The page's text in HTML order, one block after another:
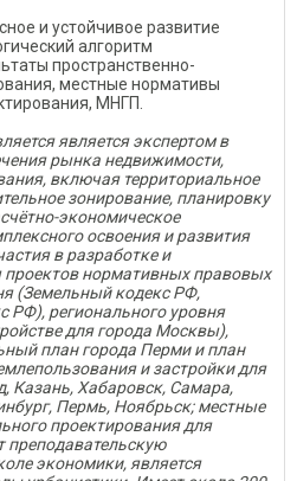
и устойчивое развитие
алгоритм
пространственно-
местные нормативы
МНГП.
является экспертом в
рынка недвижимости,
включая территориальное
зонирование, планировку
экономическое
освоения и развития
в разработке и
проектов нормативных правовых
(Земельный кодекс РФ,
РФ), регионального уровня
для города Москвы),
план города Перми и план
и застройки для
Казань, Хабаровск, Самара,
Пермь, Ноябрьск; местные
проектирования для
преподавательскую
экономики, является